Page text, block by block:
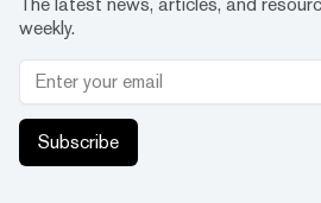
weekly.
Subscribe